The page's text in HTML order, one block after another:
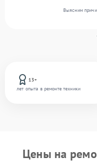
13+
лет опыта в ремонте техники
Выясним
Цены на